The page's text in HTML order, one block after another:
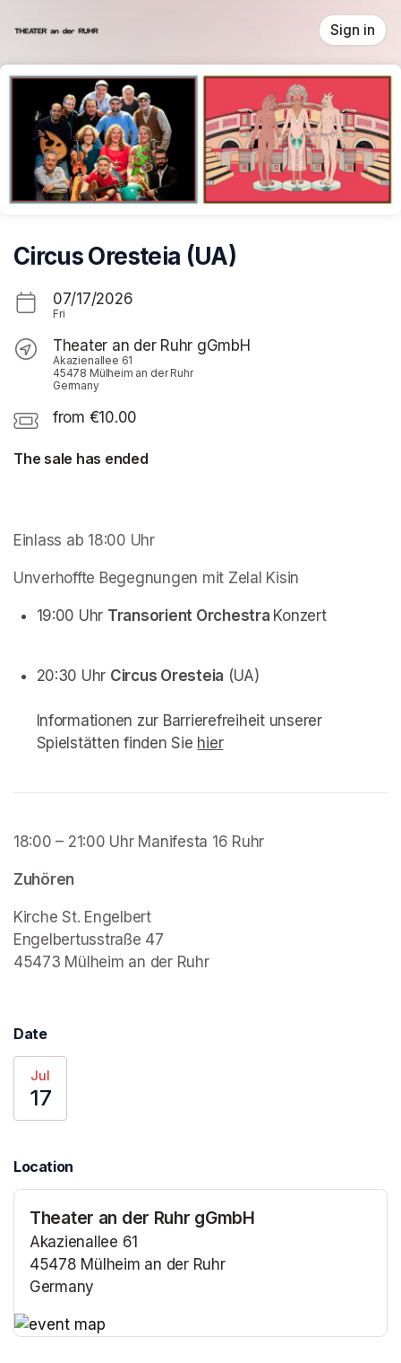
Sign in
Circus Oresteia (UA)
07/17/2026
Fri
Theater an der Ruhr gGmbH
Akazienallee 61
45478 Mülheim an der Ruhr
Germany
from €10.00
The sale has ended
Einlass ab 18:00 Uhr
Unverhoffte Begegnungen mit Zelal Kisin
19:00 Uhr Transorient Orchestra Konzert
20:30 Uhr Circus Oresteia (UA)
Informationen zur Barrierefreiheit unserer
Spielstätten finden Sie hier(opens in a new tab)
18:00 – 21:00 Uhr Manifesta 16 Ruhr
Zuhören
Kirche St. Engelbert
Engelbertusstraße 47
45473 Mülheim an der Ruhr(opens in a new tab)
Date
Jul
17
Location
Theater an der Ruhr gGmbH
Akazienallee 61
45478 Mülheim an der Ruhr
Germany